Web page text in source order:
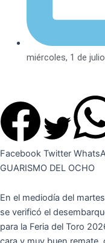
miércoles, 1 de
Facebook Twitter
GUARISMO DEL OCHO
En el mediodía del
se verificó el
para la Feria del Toro